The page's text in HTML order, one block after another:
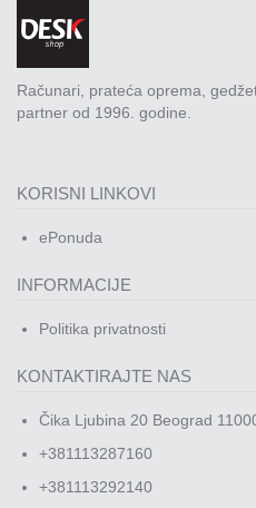
STORE
Pokloni
Računari, prateća oprema,
partner od 1996. godine.
KORISNI LINKOVI
ePonuda
INFORMACIJE
Politika privatnosti
KONTAKTIRAJTE NAS
Čika Ljubina 20 Beograd
+381113287160
+381113292140